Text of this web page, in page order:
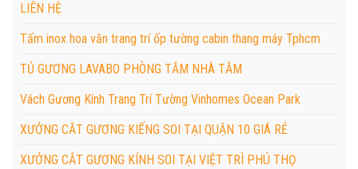
LIÊN HỆ
Tấm inox hoa văn trang trí ốp tường cabin thang máy Tphcm
TỦ GƯƠNG LAVABO PHÒNG TẮM NHÀ TẮM
Vách Gương Kính Trang Trí Tường Vinhomes Ocean Park
XƯỞNG CẮT GƯƠNG KIẾNG SOI TẠI QUẬN 10 GIÁ RẺ
XƯỞNG CẮT GƯƠNG KÍNH SOI TẠI VIỆT TRÌ PHÚ THỌ